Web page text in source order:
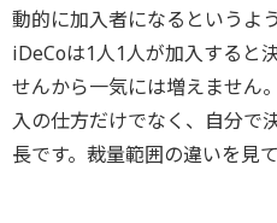
動的に加入者になるというよ
iDeCoは1人1人が加入すると
せんから一気には増えません
入の仕方だけでなく、自分で
長です。裁量範囲の違いを見